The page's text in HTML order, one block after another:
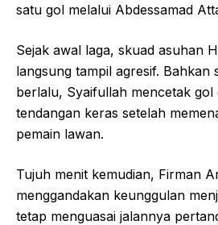
satu gol melalui Abdessamad
Sejak awal laga, skuad asuhan
langsung tampil agresif. Bahkan
berlalu, Syaifullah mencetak gol
tendangan keras setelah
pemain lawan.
Tujuh menit kemudian, Firman
menggandakan keunggulan
tetap menguasai jalannya